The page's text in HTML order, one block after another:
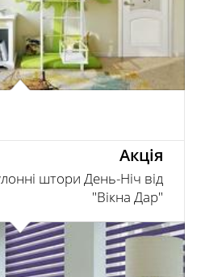
Акція
штори День-Ніч від
"Вікна Дар"
більше рулонних штор діє
безстрокова